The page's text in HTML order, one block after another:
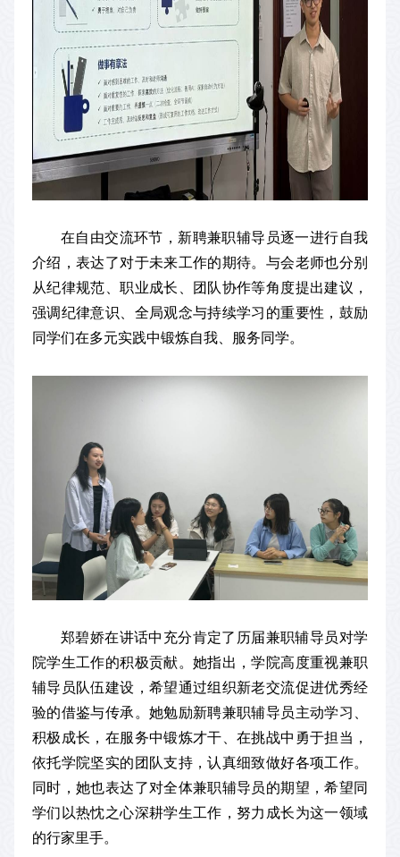
在自由交流环节，新聘兼职辅导员逐一进行自我
介绍，表达了对于未来工作的期待。与会老师也分别
从纪律规范、职业成长、团队协作等角度提出建议，
强调纪律意识、全局观念与持续学习的重要性，鼓励
同学们在多元实践中锻炼自我、服务同学。
郑碧娇在讲话中充分肯定了历届兼职辅导员对学
院学生工作的积极贡献。她指出，学院高度重视兼职
辅导员队伍建设，希望通过组织新老交流促进优秀经
验的借鉴与传承。她勉励新聘兼职辅导员主动学习、
积极成长，在服务中锻炼才干、在挑战中勇于担当，
依托学院坚实的团队支持，认真细致做好各项工作。
同时，她也表达了对全体兼职辅导员的期望，希望同
学们以热忱之心深耕学生工作，努力成长为这一领域
的行家里手。